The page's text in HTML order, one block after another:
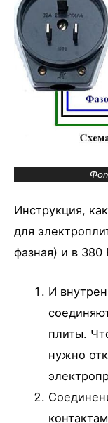
Инструкция,
для
фазная) и в 380
И
плиты.
нужно